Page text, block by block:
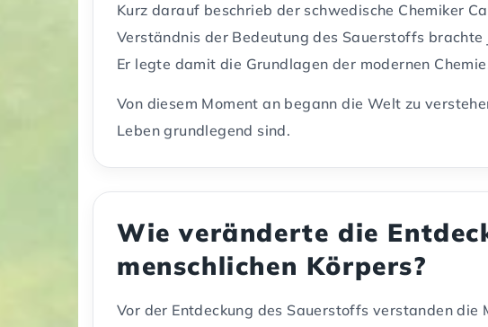
Kurz darauf beschrieb der schwedische Chemiker
Verständnis der Bedeutung des Sauerstoffs
Er legte damit die Grundlagen der modernen
Von diesem Moment an begann die Welt zu
Leben grundlegend sind.
Wie veränderte die
menschlichen Körpers?
Vor der Entdeckung des Sauerstoffs verstanden